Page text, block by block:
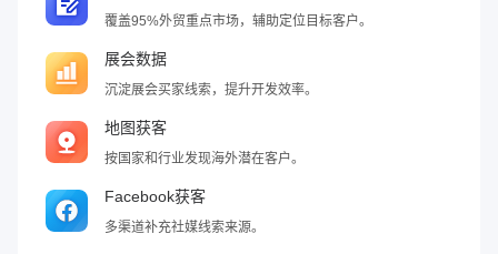
覆盖95%外贸重点市场，辅助定位目标客户。
展会数据
沉淀展会买家线索，提升开发效率。
地图获客
按国家和行业发现海外潜在客户。
Facebook获客
多渠道补充社媒线索来源。